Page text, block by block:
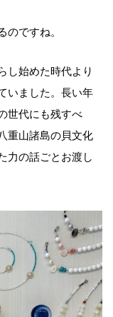
のですね。
し始めた時代より
いました。長い年
世代にも残すべ
重山諸島の貝文化
力の話ごとお渡し